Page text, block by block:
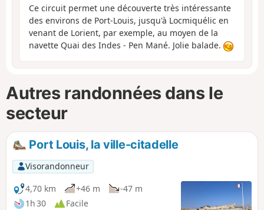
Ce circuit permet une découverte très intéressante
des environs de Port-Louis, jusqu'à Locmiquélic en
venant de Lorient, par exemple, au moyen de la
navette Quai des Indes - Pen Mané. Jolie balade.
Autres randonnées dans le
secteur
Port Louis, la ville-citadelle
Visorandonneur
4,70 km
+46 m
-47 m
1h 30
Facile